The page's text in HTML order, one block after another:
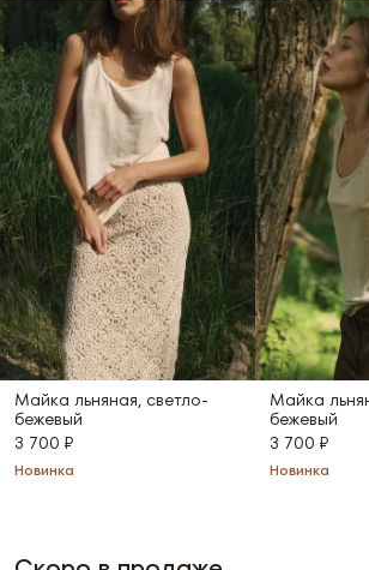
Майка льняная, светло-
бежевый
3 700 ₽
Новинка
Майка
бежевый
3 700 ₽
Новинка